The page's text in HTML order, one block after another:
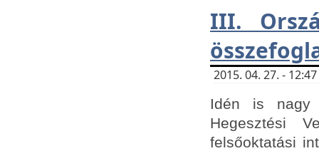
III.
2015. 04. 27. -
Idén is nagy
Hegesztési
felsőoktatási